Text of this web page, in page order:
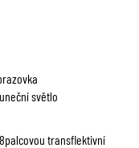
světlo
transflektivní